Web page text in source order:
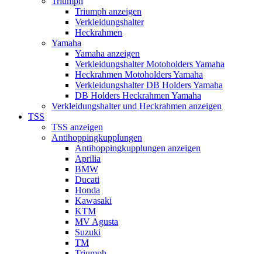
Triumph anzeigen
Verkleidungshalter
Heckrahmen
Yamaha
Yamaha anzeigen
Verkleidungshalter Motoholders Yamaha
Heckrahmen Motoholders Yamaha
Verkleidungshalter DB Holders Yamaha
DB Holders Heckrahmen Yamaha
Verkleidungshalter und Heckrahmen anzeigen
TSS
TSS anzeigen
Antihoppingkupplungen
Antihoppingkupplungen anzeigen
Aprilia
BMW
Ducati
Honda
Kawasaki
KTM
MV Agusta
Suzuki
TM